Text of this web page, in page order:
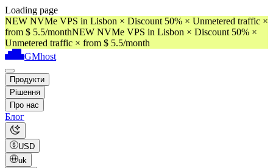
Loading page
NEW NVMe VPS in Lisbon × Discount 50% × Unmetered traffic ×
from $ 5.5/monthNEW NVMe VPS in Lisbon × Discount 50% ×
Unmetered traffic × from $ 5.5/month
GMhost
Продукти
Рішення
Про нас
Блог
USD
uk